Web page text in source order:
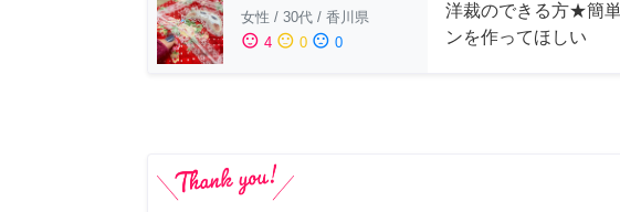
女性 / 30代 / 香川県
sentiment_satisfied 4 sentiment_neutral 0 sentiment_dissatisfied 0
洋裁のできる方★簡
ンを作ってほしい